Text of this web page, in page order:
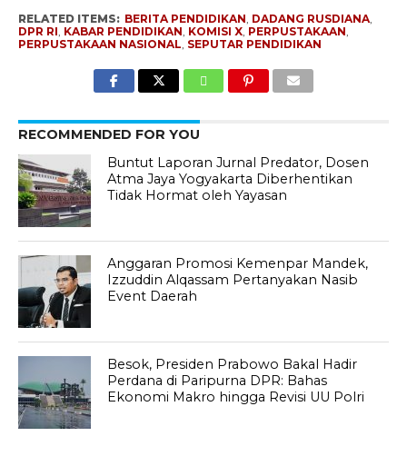
RELATED ITEMS: BERITA PENDIDIKAN, DADANG RUSDIANA,
DPR RI, KABAR PENDIDIKAN, KOMISI X, PERPUSTAKAAN,
PERPUSTAKAAN NASIONAL, SEPUTAR PENDIDIKAN
RECOMMENDED FOR YOU
Buntut Laporan Jurnal Predator, Dosen
Atma Jaya Yogyakarta Diberhentikan
Tidak Hormat oleh Yayasan
Anggaran Promosi Kemenpar Mandek,
Izzuddin Alqassam Pertanyakan Nasib
Event Daerah
Besok, Presiden Prabowo Bakal Hadir
Perdana di Paripurna DPR: Bahas
Ekonomi Makro hingga Revisi UU Polri